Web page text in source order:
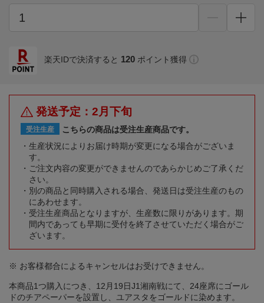
楽天IDで決済すると 120 ポイント獲得
発送予定：2月下旬
受注生産
こちらの商品は受注生産商品です。
生産状況によりお届け時期が変更になる場合がございま
す。
ご注文内容の変更ができませんのであらかじめご了承くだ
さい。
別の商品と同時購入される場合、発送日は受注生産のもの
にあわせます。
受注生産商品となりますが、生産数に限りがあります。期
間内であっても早期に受付を終了させていただく場合がご
ざいます。
※ お客様都合によるキャンセルはお受けできません。
本商品1つ購入につき、12月19日J1湘南戦にて、24座席にゴール
ドのチアペーパーを設置し、ユアスタをゴールドに染めます。